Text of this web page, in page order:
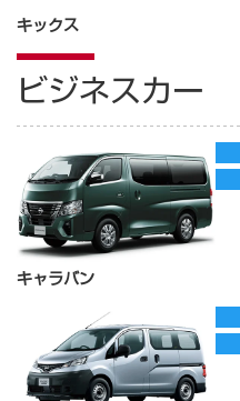
キックス
ビジネスカー
キャラバン